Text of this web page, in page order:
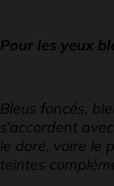
Pour les yeux
Bleus foncés,
s’accordent
le doré, voire le
teintes